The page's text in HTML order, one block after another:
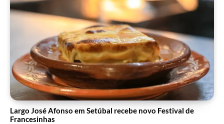
Largo José Afonso em Setúbal recebe novo Festival de
Francesinhas